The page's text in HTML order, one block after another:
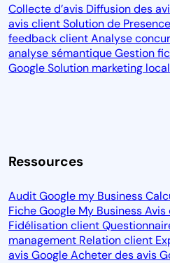
Collecte d’avis Diffusion des
avis clientSolution de
feedback clientAnalyse
analyse sémantiqueGestion
GoogleSolution marketing local
Ressources
Audit Google my Business
Fiche Google My BusinessAvis
Fidélisation client
management Relation client
avis GoogleAcheter des avis